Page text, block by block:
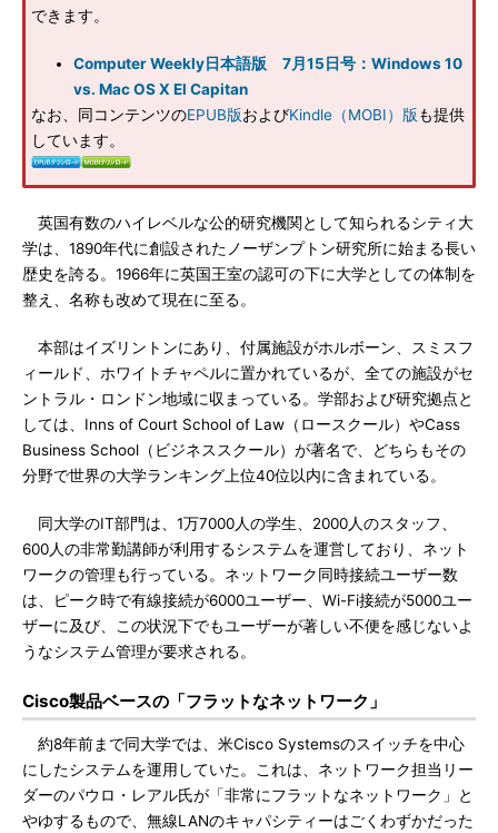
できます。
Computer Weekly日本語版 7月15日号：Windows 10
vs. Mac OS X El Capitan
なお、同コンテンツのEPUB版およびKindle（MOBI）版も提供
しています。
英国有数のハイレベルな公的研究機関として知られるシティ大
学は、1890年代に創設されたノーザンプトン研究所に始まる長い
歴史を誇る。1966年に英国王室の認可の下に大学としての体制を
整え、名称も改めて現在に至る。
本部はイズリントンにあり、付属施設がホルボーン、スミスフ
ィールド、ホワイトチャペルに置かれているが、全ての施設がセ
ントラル・ロンドン地域に収まっている。学部および研究拠点と
しては、Inns of Court School of Law（ロースクール）やCass
Business School（ビジネススクール）が著名で、どちらもその
分野で世界の大学ランキング上位40位以内に含まれている。
同大学のIT部門は、1万7000人の学生、2000人のスタッフ、
600人の非常勤講師が利用するシステムを運営しており、ネット
ワークの管理も行っている。ネットワーク同時接続ユーザー数
は、ピーク時で有線接続が6000ユーザー、Wi-Fi接続が5000ユー
ザーに及び、この状況下でもユーザーが著しい不便を感じないよ
うなシステム管理が要求される。
Cisco製品ベースの「フラットなネットワーク」
約8年前まで同大学では、米Cisco Systemsのスイッチを中心
にしたシステムを運用していた。これは、ネットワーク担当リー
ダーのパウロ・レアル氏が「非常にフラットなネットワーク」と
やゆするもので、無線LANのキャパシティーはごくわずかだった